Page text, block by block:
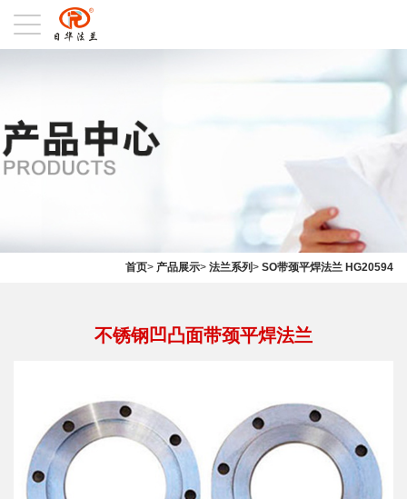
首页> 产品展示> 法兰系列> SO带颈平焊法兰 HG20594
不锈钢凹凸面带颈平焊法兰